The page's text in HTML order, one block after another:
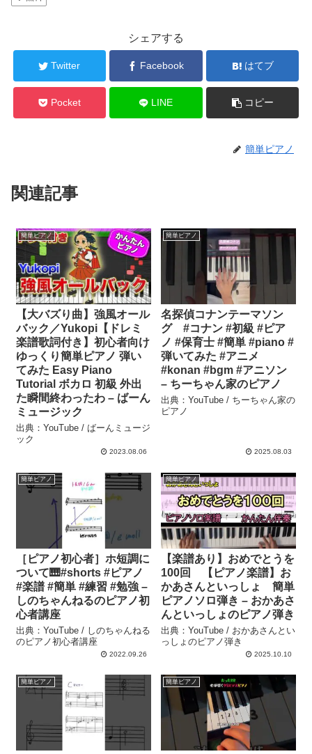
シェアする
Twitter Facebook はてブ
Pocket LINE コピー
簡単ピアノ
関連記事
簡単ピアノ
【大バズり曲】強風オール
バック／Yukopi【ドレミ
楽譜歌詞付き】初心者向け
ゆっくり簡単ピアノ 弾い
てみた Easy Piano
Tutorial ボカロ 初級 外出
た瞬間終わったわ – ばーん
ミュージック
出典：YouTube / ばーんミュージ
ック
2023.08.06
簡単ピアノ
名探偵コナンテーマソン
グ #コナン #初級 #ピア
ノ #保育士 #簡単 #piano #
弾いてみた #アニメ
#konan #bgm #アニソン
– ちーちゃん家のピアノ
出典：YouTube / ちーちゃん家の
ピアノ
2025.08.03
簡単ピアノ
［ピアノ初心者］ホ短調に
ついて🎹#shorts #ピアノ
#楽譜 #簡単 #練習 #勉強 –
しのちゃんねるのピアノ初
心者講座
出典：YouTube / しのちゃんねる
のピアノ初心者講座
2022.09.26
簡単ピアノ
【楽譜あり】おめでとうを
100回 【ピアノ楽譜】お
かあさんといっしょ 簡単
ピアノソロ弾き – おかあさ
んといっしょのピアノ弾き
出典：YouTube / おかあさんとい
っしょのピアノ弾き
2025.10.10
簡単ピアノ 簡単ピアノ